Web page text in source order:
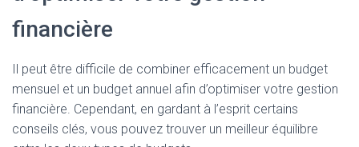
financière
Il peut être difficile de combiner efficacement un budget
mensuel et un budget annuel afin d’optimiser votre gestion
financière. Cependant, en gardant à l’esprit certains
conseils clés, vous pouvez trouver un meilleur équilibre